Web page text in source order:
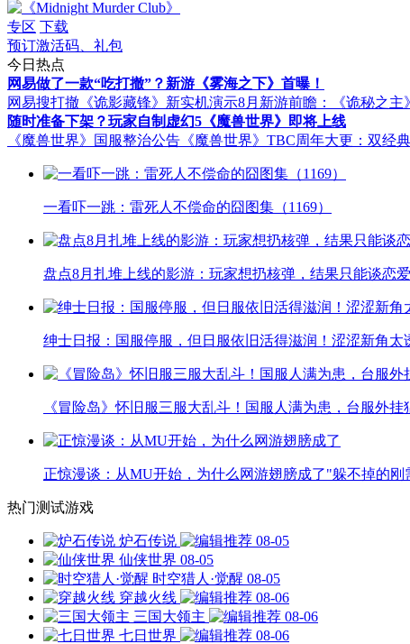
专区 下载
预订激活码、礼包
今日热点
网易做了一款“吃打撤”？新游《雾海之下》首曝！
网易搜打撤《诡影藏锋》新实机演示8月新游前瞻：《诡秘之主
随时准备下架？玩家自制虚幻5《魔兽世界》即将上线
《魔兽世界》国服整治公告 《魔兽世界》TBC周年大更：双经
一看吓一跳：雷死人不偿命的囧图集（1169）
盘点8月扎堆上线的影游：玩家想扔核弹，结果只能谈恋爱
绅士日报：国服停服，但日服依旧活得滋润！涩涩新角太
《冒险岛》怀旧服三服大乱斗！国服人满为患，台服外挂
正惊漫谈：从MU开始，为什么网游翅膀成了"躲不掉的刚
热门测试游戏
炉石传说
08-05
仙侠世界 08-05
时空猎人·觉醒 08-05
穿越火线
08-06
三国大领主
08-06
七日世界
08-06